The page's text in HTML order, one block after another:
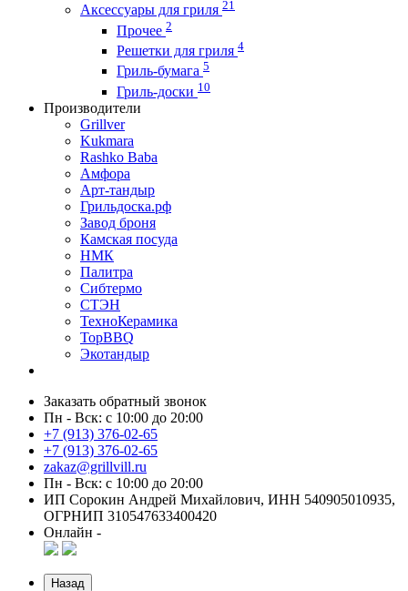
Аксессуары для гриля 21
Прочее 2
Решетки для гриля 4
Гриль-бумага 5
Гриль-доски 10
Производители
Grillver
Kukmara
Rashko Baba
Амфора
Арт-тандыр
Грильдоска.рф
Завод броня
Камская посуда
НМК
Палитра
Сибтермо
СТЭН
ТехноКерамика
ТорBBQ
Экотандыр
Заказать обратный звонок
Пн - Вск: с 10:00 до 20:00
+7 (913) 376-02-65
+7 (913) 376-02-65
zakaz@grillvill.ru
Пн - Вск: с 10:00 до 20:00
ИП Сорокин Андрей Михайлович, ИНН 540905010935,
ОГРНИП 310547633400420
Онлайн -
Назад